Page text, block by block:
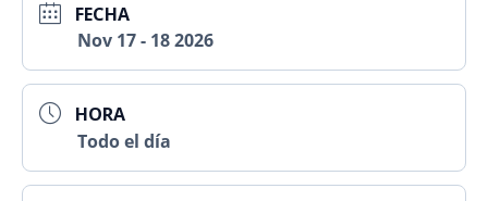
FECHA
Nov 17 - 18 2026
HORA
Todo el día